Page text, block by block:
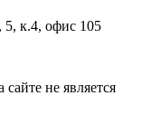
5, к.4, офис 105
не является